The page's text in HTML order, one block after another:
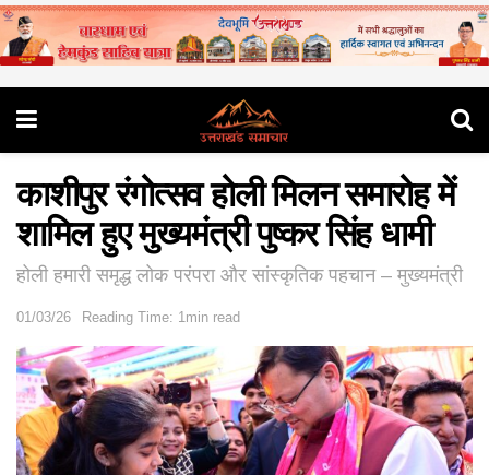
काशीपुर रंगोत्सव होली मिलन समारोह में
शामिल हुए मुख्यमंत्री पुष्कर सिंह धामी
होली हमारी समृद्ध लोक परंपरा और सांस्कृतिक पहचान – मुख्यमंत्री
01/03/26 Reading Time: 1min read